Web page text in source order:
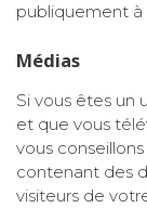
publiquement
Médias
Si vous êtes un
et que vous
vous
contenant des
visiteurs de